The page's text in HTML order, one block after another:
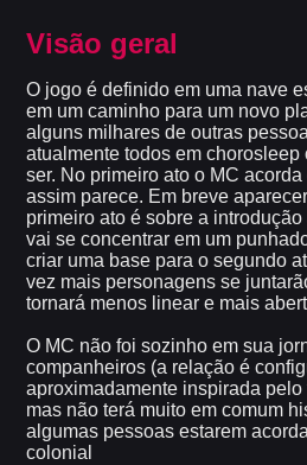
Visão geral
O jogo é definido em uma nave
em um caminho para um novo
alguns milhares de outras
atualmente todos em
ser. No primeiro ato o MC
assim parece. Em breve
primeiro ato é sobre a
vai se concentrar em um
criar uma base para o segundo
vez mais personagens se
tornará menos linear e mais
O MC não foi sozinho em sua
companheiros (a relação é
aproximadamente inspirada pelo
mas não terá muito em comum
algumas pessoas estarem
colonial